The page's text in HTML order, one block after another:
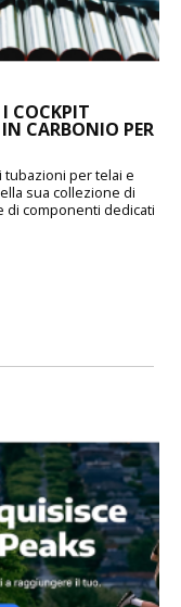
COCKPIT
CARBONIO PER
per telai e
sua collezione di
di componenti dedicati